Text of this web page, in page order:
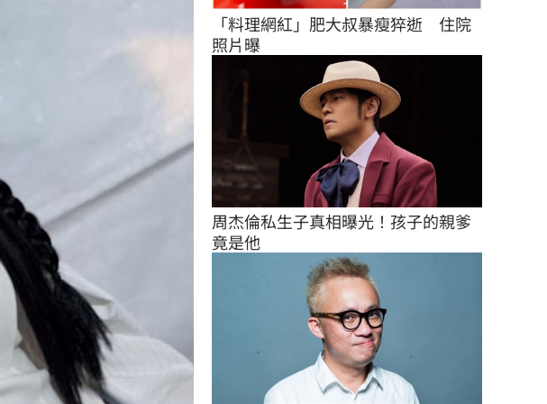
「料理網紅」肥大叔暴瘦猝逝　住院
照片曝
周杰倫私生子真相曝光！孩子的親爹
竟是他